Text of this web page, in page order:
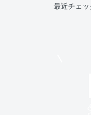
最近チェ